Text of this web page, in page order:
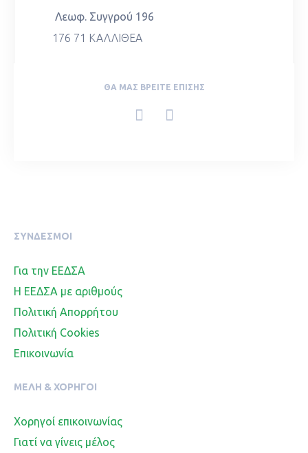
Λεωφ. Συγγρού 196
176 71 ΚΑΛΛΙΘΕΑ
ΘΑ ΜΑΣ ΒΡΕΊΤΕ ΕΠΊΣΗΣ
ΣΥΝΔΕΣΜΟΙ
Για την ΕΕΔΣΑ
Η ΕΕΔΣΑ με αριθμούς
Πολιτική Απορρήτου
Πολιτική Cookies
Επικοινωνία
ΜΈΛΗ & ΧΟΡΗΓΟΊ
Χορηγοί επικοινωνίας
Γιατί να γίνεις μέλος